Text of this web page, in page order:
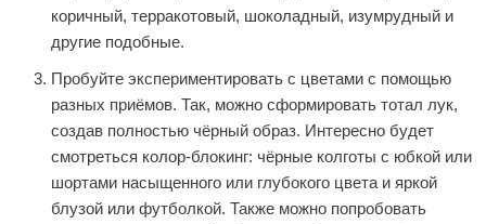
коричный, терракотовый, шоколадный, изумрудный и
другие подобные.
Пробуйте экспериментировать с цветами с помощью
разных приёмов. Так, можно сформировать тотал лук,
создав полностью чёрный образ. Интересно будет
смотреться колор-блокинг: чёрные колготы с юбкой или
шортами насыщенного или глубокого цвета и яркой
блузой или футболкой. Также можно попробовать